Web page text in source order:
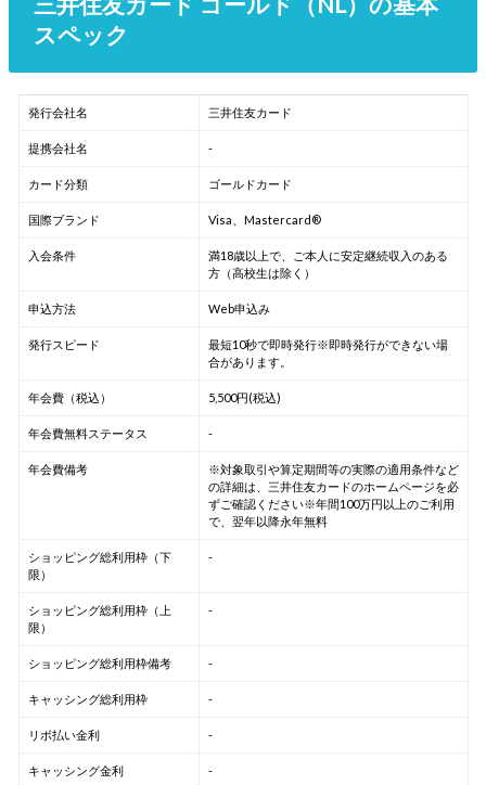
スペック
発行会社名 三井住友カード
提携会社名 -
カード分類 ゴールドカード
国際ブランド Visa、Mastercard®
入会条件
満18歳以上で、ご本人に安定継続収入のある
方（高校生は除く）
申込方法 Web申込み
発行スピード
最短10秒で即時発行※即時発行ができない場
合があります。
年会費（税込） 5,500円(税込)
年会費無料ステータス -
年会費備考
※対象取引や算定期間等の実際の適用条件など
の詳細は、三井住友カードのホームページを必
ずご確認ください※年間100万円以上のご利用
で、翌年以降永年無料
ショッピング総利用枠（下
限）
-
ショッピング総利用枠（上
限）
-
ショッピング総利用枠備考 -
キャッシング総利用枠 -
リボ払い金利 -
キャッシング金利 -